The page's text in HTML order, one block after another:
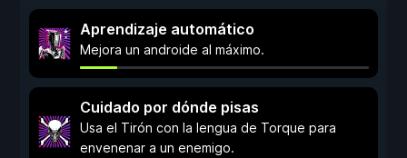
Aprendizaje automático
Mejora un androide al máximo.
Cuidado por dónde pisas
Usa el Tirón con la lengua de Torque para
envenenar a un enemigo.